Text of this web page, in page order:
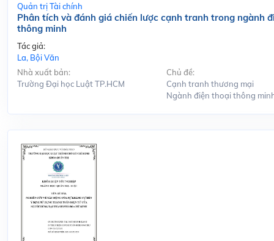
Quản trị Tài chính
Phân tích và đánh giá chiến lược cạnh tranh trong ngành
thông minh
Tác giả:
La, Bội Văn
Nhà xuất bản:
Trường Đại học Luật TP.HCM
Chủ đề:
Cạnh tranh thương mại
Ngành điện thoại thông